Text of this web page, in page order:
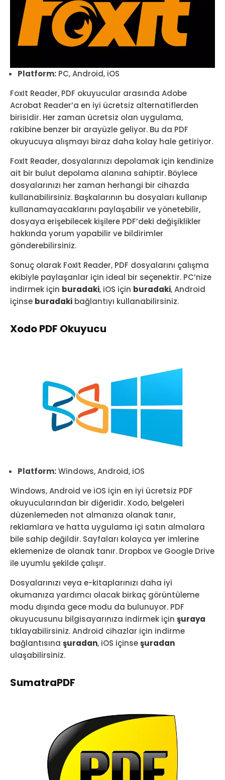
Platform: PC, Android, iOS
FoxIt Reader, PDF okuyucular arasında Adobe
Acrobat Reader’a en iyi ücretsiz alternatiflerden
birisidir. Her zaman ücretsiz olan uygulama,
rakibine benzer bir arayüzle geliyor. Bu da PDF
okuyucuya alışmayı biraz daha kolay hale getiriyor.
FoxIt Reader, dosyalarınızı depolamak için kendinize
ait bir bulut depolama alanına sahiptir. Böylece
dosyalarınızı her zaman herhangi bir cihazda
kullanabilirsiniz. Başkalarının bu dosyaları kullanıp
kullanamayacaklarını paylaşabilir ve yönetebilir,
dosyaya erişebilecek kişilere PDF’deki değişiklikler
hakkında yorum yapabilir ve bildirimler
gönderebilirsiniz.
Sonuç olarak FoxIt Reader, PDF dosyalarını çalışma
ekibiyle paylaşanlar için ideal bir seçenektir. PC’nize
indirmek için buradaki, iOS için buradaki, Android
içinse buradaki bağlantıyı kullanabilirsiniz.
Xodo PDF Okuyucu
Platform:Windows, Android, iOS
Windows, Android ve iOS için en iyi ücretsiz PDF
okuyucularından bir diğeridir. Xodo, belgeleri
düzenlemeden not almanıza olanak tanır,
reklamlara ve hatta uygulama içi satın almalara
bile sahip değildir. Sayfaları kolayca yer imlerine
eklemenize de olanak tanır. Dropbox ve Google Drive
ile uyumlu şekilde çalışır.
Dosyalarınızı veya e-kitaplarınızı daha iyi
okumanıza yardımcı olacak birkaç görüntüleme
modu dışında gece modu da bulunuyor. PDF
okuyucusunu bilgisayarınıza indirmek için şuraya
tıklayabilirsiniz. Android cihazlar için indirme
bağlantısına şuradan, iOS içinseşuradan
ulaşabilirsiniz.
SumatraPDF